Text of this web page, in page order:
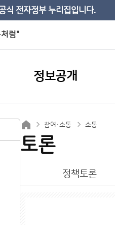
식 전자정부 누리집입니다.
럼"
정보공개
참여·소통 소통
토론
정책토론